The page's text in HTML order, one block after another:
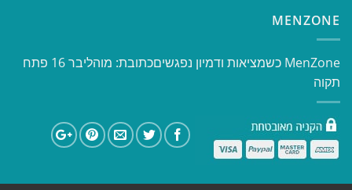
MENZONE
​​MenZone כשמציאות ודמיון נפגשים​ כתובת: מוהליבר 16 פתח
תקוה